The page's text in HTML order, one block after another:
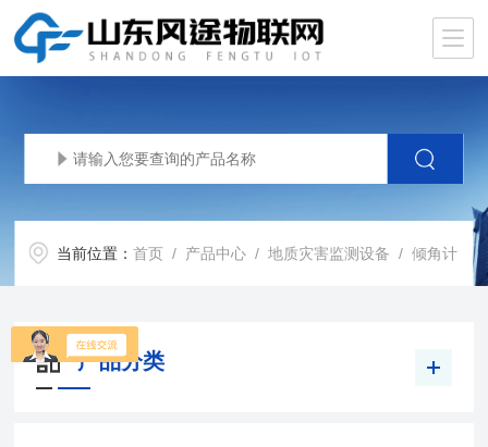
当前位置：首页 / 产品中心 /地质灾害监测设备 /倾角计
产品分类